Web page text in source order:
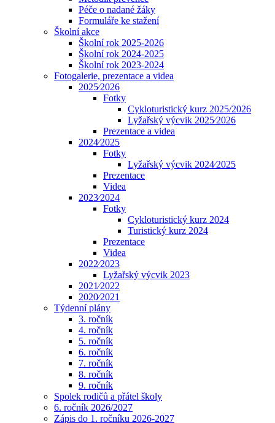
Péče o nadané žáky
Formuláře ke stažení
Školní akce
Školní rok 2025-2026
Školní rok 2024-2025
Školní rok 2023-2024
Fotogalerie, prezentace a videa
2025⁄2026
Fotky
Cykloturistický kurz 2025/2026
Lyžařský výcvik 2025⁄2026
Prezentace a videa
2024⁄2025
Fotky
Lyžařský výcvik 2024⁄2025
Prezentace
Videa
2023⁄2024
Fotky
Cykloturistický kurz 2024
Turistický kurz 2024
Prezentace
Videa
2022⁄2023
Lyžařský výcvik 2023
2021⁄2022
2020⁄2021
Týdenní plány
3. ročník
4. ročník
5. ročník
6. ročník
7. ročník
8. ročník
9. ročník
Spolek rodičů a přátel školy
6. ročník 2026/2027
Zápis do 1. ročníku 2026-2027